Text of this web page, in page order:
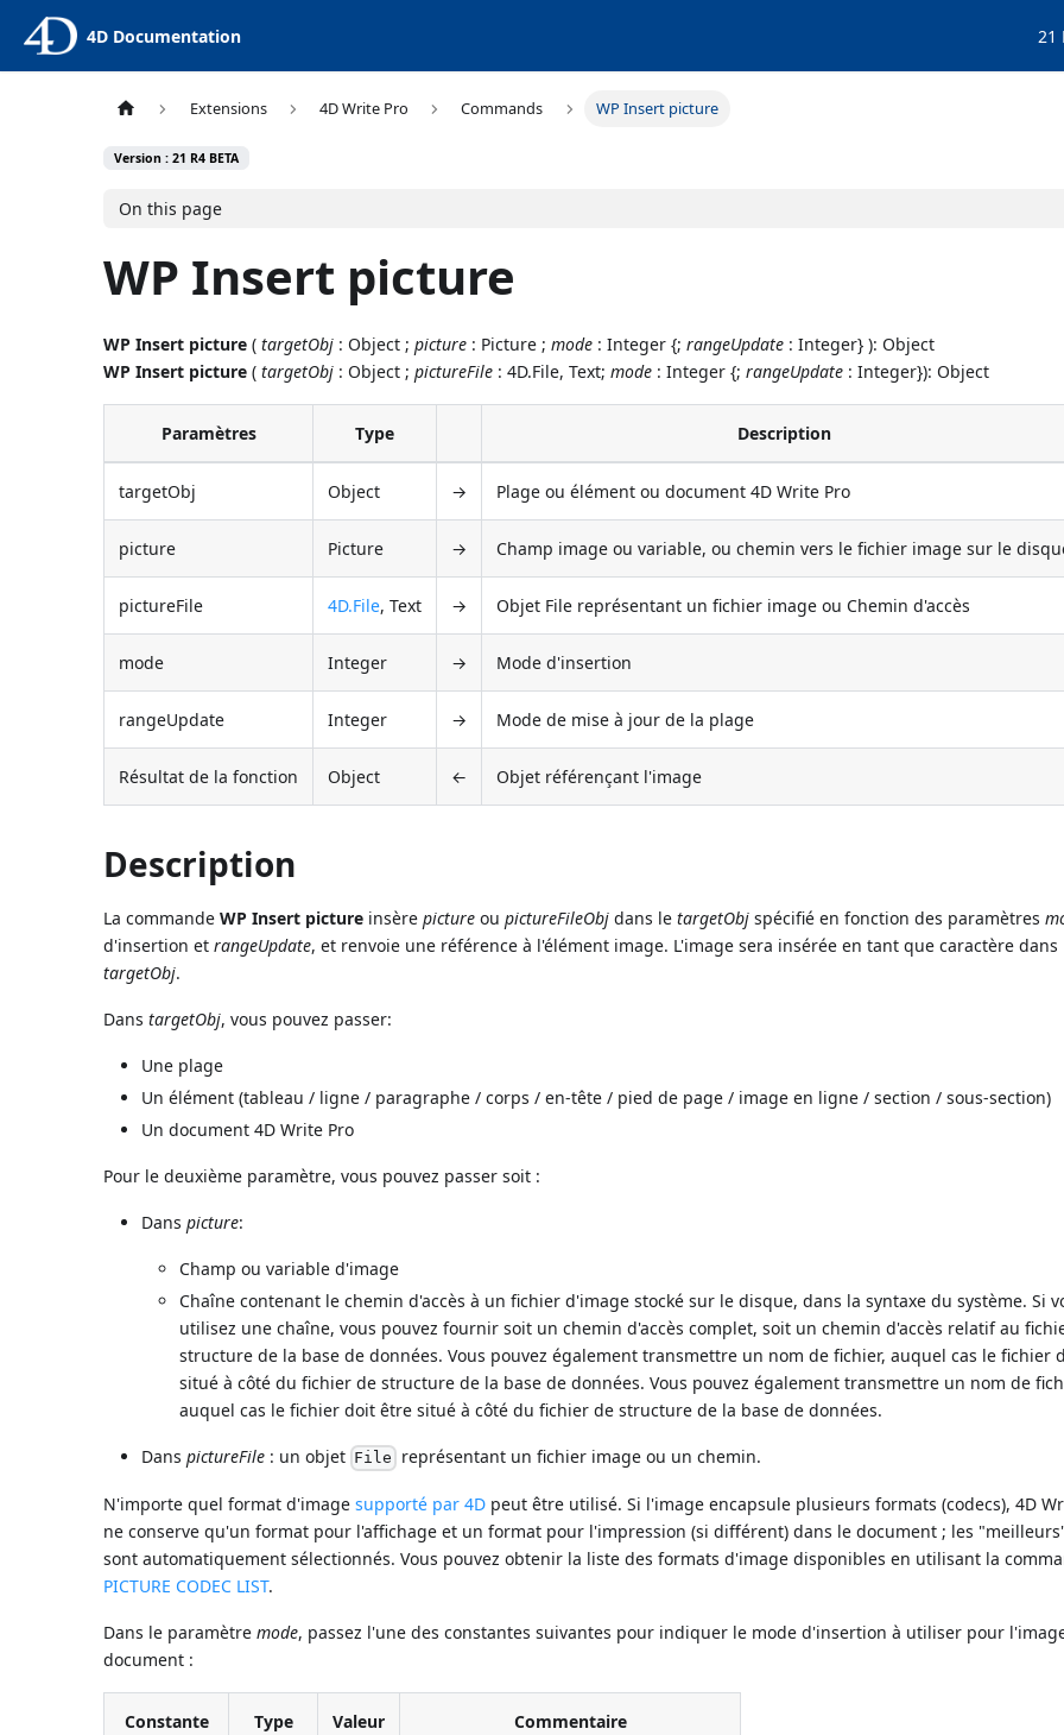
4D Documentation 21
Extensions 4D Write Pro Commands WP Insert picture
Version : 21 R4 BETA
On this page
WP Insert picture
WP Insert picture (targetObj : Object ;picture : Picture ;mode : Integer {;rangeUpdate : Integer} ): Object
WP Insert picture (targetObj : Object ;pictureFile : 4D.File, Text;mode : Integer {;rangeUpdate : Integer}): Object
Paramètres Type Description
targetObj Object → Plage ou élément ou document 4D Write Pro
picture Picture → Champ image ou variable, ou chemin vers le fichier image sur le
pictureFile 4D.File, Text → Objet File représentant un fichier image ou Chemin d'accès
mode Integer → Mode d'insertion
rangeUpdate Integer → Mode de mise à jour de la plage
Résultat de la fonction Object ← Objet référençant l'image
Description
La commandeWP Insert picture insèrepicture oupictureFileObj dans letargetObj spécifié en fonction des paramètres
d'insertion etrangeUpdate, et renvoie une référence à l'élément image. L'image sera insérée en tant que caractère dans
targetObj.
DanstargetObj, vous pouvez passer:
Une plage
Un élément (tableau / ligne / paragraphe / corps / en-tête / pied de page / image en ligne / section / sous-section)
Un document 4D Write Pro
Pour le deuxième paramètre, vous pouvez passer soit :
Danspicture:
Champ ou variable d'image
Chaîne contenant le chemin d'accès à un fichier d'image stocké sur le disque, dans la syntaxe du système. Si
utilisez une chaîne, vous pouvez fournir soit un chemin d'accès complet, soit un chemin d'accès relatif au
structure de la base de données. Vous pouvez également transmettre un nom de fichier, auquel cas le fichier
situé à côté du fichier de structure de la base de données. Vous pouvez également transmettre un nom de
auquel cas le fichier doit être situé à côté du fichier de structure de la base de données.
DanspictureFile : un objet File représentant un fichier image ou un chemin.
N'importe quel format d'imagesupporté par 4D peut être utilisé. Si l'image encapsule plusieurs formats (codecs), 4D
ne conserve qu'un format pour l'affichage et un format pour l'impression (si différent) dans le document ; les
sont automatiquement sélectionnés. Vous pouvez obtenir la liste des formats d'image disponibles en utilisant la
PICTURE CODEC LIST.
Dans le paramètremode, passez l'une des constantes suivantes pour indiquer le mode d'insertion à utiliser pour
document :
Constante Type Valeur Commentaire